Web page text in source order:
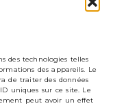
des technologies telles
des appareils. Le
de traiter des données
uniques sur ce site. Le
peut avoir un effet